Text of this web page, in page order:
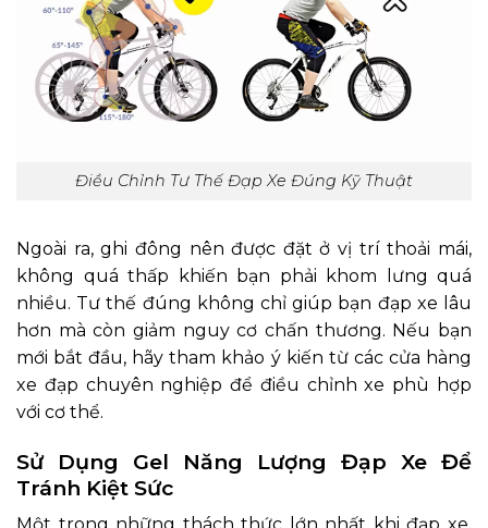
Điều Chỉnh Tư Thế Đạp Xe Đúng Kỹ Thuật
Ngoài ra, ghi đông nên được đặt ở vị trí thoải mái,
không quá thấp khiến bạn phải khom lưng quá
nhiều. Tư thế đúng không chỉ giúp bạn đạp xe lâu
hơn mà còn giảm nguy cơ chấn thương. Nếu bạn
mới bắt đầu, hãy tham khảo ý kiến từ các cửa hàng
xe đạp chuyên nghiệp để điều chỉnh xe phù hợp
với cơ thể.
Sử Dụng Gel Năng Lượng Đạp Xe Để
Tránh Kiệt Sức